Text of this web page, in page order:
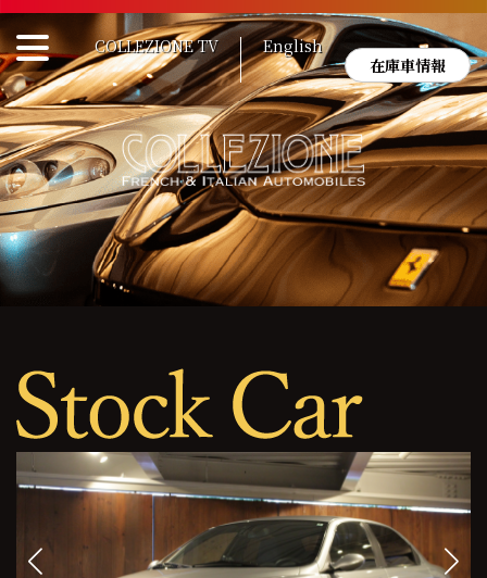
Skip
to
content
COLLEZIONE TV
English
在庫車情報